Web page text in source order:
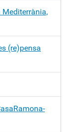
Mediterrània,
(re)pensa